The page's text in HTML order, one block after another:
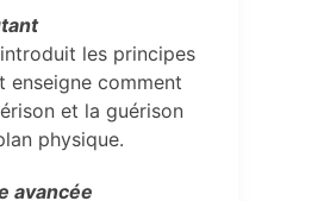
les principes
enseigne comment
et la guérison
physique.
avancée